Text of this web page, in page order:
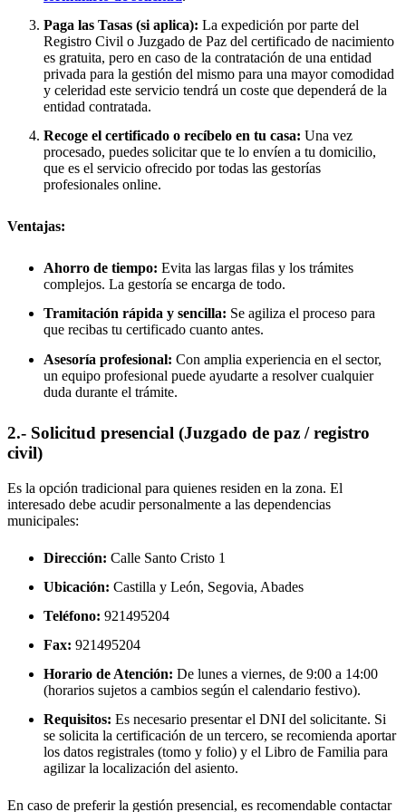
Paga las Tasas (si aplica): La expedición por parte del
Registro Civil o Juzgado de Paz del certificado de nacimiento
es gratuita, pero en caso de la contratación de una entidad
privada para la gestión del mismo para una mayor comodidad
y celeridad este servicio tendrá un coste que dependerá de la
entidad contratada.
Recoge el certificado o recíbelo en tu casa: Una vez
procesado, puedes solicitar que te lo envíen a tu domicilio,
que es el servicio ofrecido por todas las gestorías
profesionales online.
Ventajas:
Ahorro de tiempo: Evita las largas filas y los trámites
complejos. La gestoría se encarga de todo.
Tramitación rápida y sencilla: Se agiliza el proceso para
que recibas tu certificado cuanto antes.
Asesoría profesional: Con amplia experiencia en el sector,
un equipo profesional puede ayudarte a resolver cualquier
duda durante el trámite.
2.- Solicitud presencial (Juzgado de paz / registro
civil)
Es la opción tradicional para quienes residen en la zona. El
interesado debe acudir personalmente a las dependencias
municipales:
Dirección: Calle Santo Cristo 1
Ubicación: Castilla y León, Segovia, Abades
Teléfono: 921495204
Fax: 921495204
Horario de Atención: De lunes a viernes, de 9:00 a 14:00
(horarios sujetos a cambios según el calendario festivo).
Requisitos: Es necesario presentar el DNI del solicitante. Si
se solicita la certificación de un tercero, se recomienda aportar
los datos registrales (tomo y folio) y el Libro de Familia para
agilizar la localización del asiento.
En caso de preferir la gestión presencial, es recomendable contactar